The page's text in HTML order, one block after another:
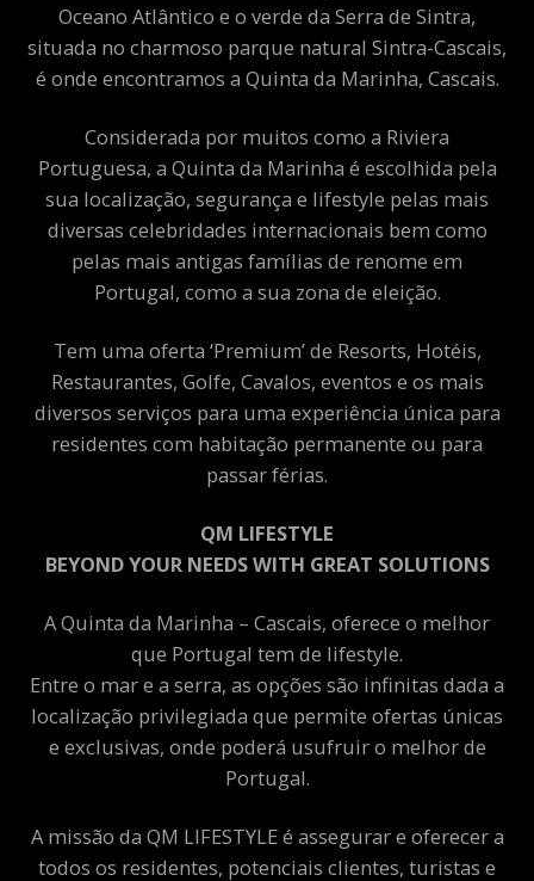
Oceano Atlântico e o verde da Serra de Sintra,
situada no charmoso parque natural Sintra-Cascais,
é onde encontramos a Quinta da Marinha, Cascais.
Considerada por muitos como a Riviera
Portuguesa, a Quinta da Marinha é escolhida pela
sua localização, segurança e lifestyle pelas mais
diversas celebridades internacionais bem como
pelas mais antigas famílias de renome em
Portugal, como a sua zona de eleição.
Tem uma oferta ‘Premium’ de Resorts, Hotéis,
Restaurantes, Golfe, Cavalos, eventos e os mais
diversos serviços para uma experiência única para
residentes com habitação permanente ou para
passar férias.
QM LIFESTYLE
BEYOND YOUR NEEDS WITH GREAT SOLUTIONS
A Quinta da Marinha – Cascais, oferece o melhor
que Portugal tem de lifestyle.
Entre o mar e a serra, as opções são infinitas dada a
localização privilegiada que permite ofertas únicas
e exclusivas, onde poderá usufruir o melhor de
Portugal.
A missão da QM LIFESTYLE é assegurar e oferecer a
todos os residentes, potenciais clientes, turistas e